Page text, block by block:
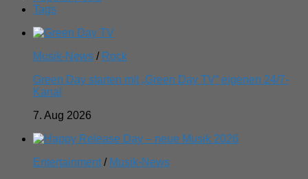
Tags
Musik-News / Rock
Green Day starten mit „Green Day TV“ eigenen 24/7-
Kanal
7. Aug 2026
Entertainment / Musik-News